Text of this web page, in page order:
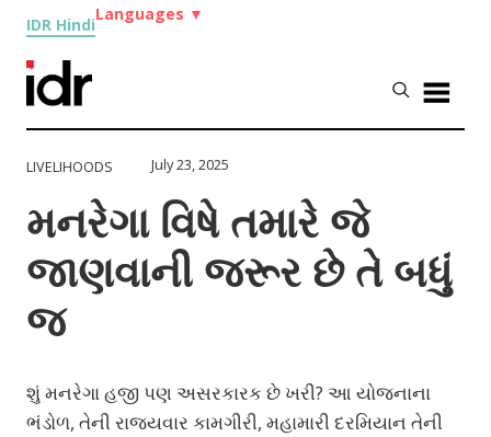
IDR Hindi
Languages ▼
LIVELIHOODS July 23, 2025
મનરેગા વિષે તમારે જે
જાણવાની જરૂર છે તે બધું
જ
શું મનરેગા હજી પણ અસરકારક છે ખરી? આ યોજનાના
ભંડોળ, તેની રાજ્યવાર કામગીરી, મહામારી દરમિયાન તેની